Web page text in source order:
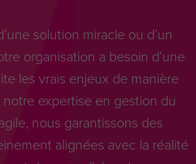
solution miracle ou d’un
organisation a besoin d’une
les vrais enjeux de manière
expertise en gestion du
nous garantissons des
alignées avec la réalité